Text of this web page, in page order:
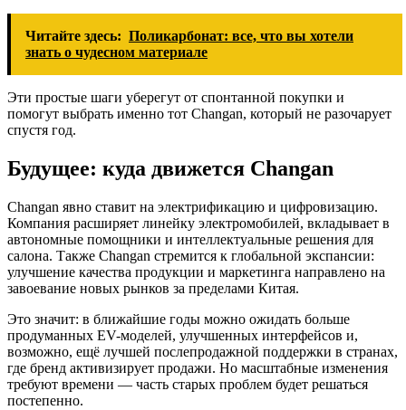
Читайте здесь: Поликарбонат: все, что вы хотели
знать о чудесном материале
Эти простые шаги уберегут от спонтанной покупки и
помогут выбрать именно тот Changan, который не разочарует
спустя год.
Будущее: куда движется Changan
Changan явно ставит на электрификацию и цифровизацию.
Компания расширяет линейку электромобилей, вкладывает в
автономные помощники и интеллектуальные решения для
салона. Также Changan стремится к глобальной экспансии:
улучшение качества продукции и маркетинга направлено на
завоевание новых рынков за пределами Китая.
Это значит: в ближайшие годы можно ожидать больше
продуманных EV-моделей, улучшенных интерфейсов и,
возможно, ещё лучшей послепродажной поддержки в странах,
где бренд активизирует продажи. Но масштабные изменения
требуют времени — часть старых проблем будет решаться
постепенно.